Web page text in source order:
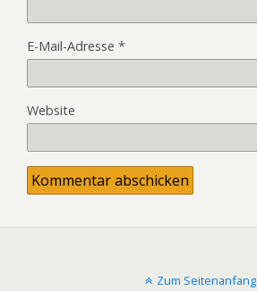
E-Mail-Adresse *
Website
Zum Seitenanfang